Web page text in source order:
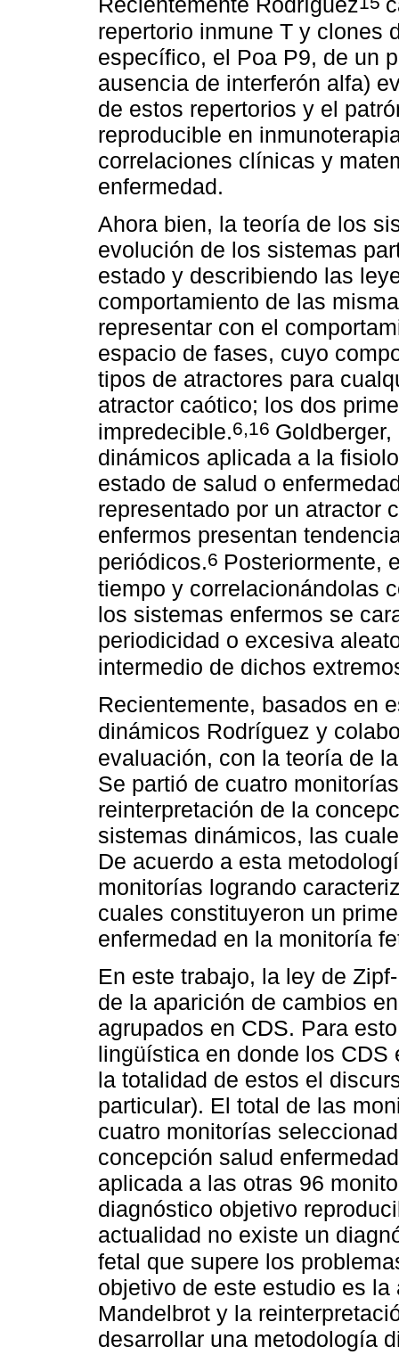
Recientemente Rodríguez
repertorio inmune T y clones
específico, el Poa P9, de un
ausencia de interferón alfa)
de estos repertorios y el
reproducible en
correlaciones clínicas y
enfermedad.
Ahora bien, la teoría de los
evolución de los sistemas
estado y describiendo las
comportamiento de las
representar con el
espacio de fases, cuyo
tipos de atractores para
atractor caótico; los dos
impredecible.6,16
dinámicos aplicada a la
estado de salud o
representado por un atractor
enfermos presentan
periódicos.6 Posteriormente,
tiempo y correlacionándolas
los sistemas enfermos se
periodicidad o excesiva
intermedio de dichos
Recientemente, basados en
dinámicos Rodríguez y
evaluación, con la teoría de
Se partió de cuatro
reinterpretación de la
sistemas dinámicos, las
De acuerdo a esta
monitorías logrando
cuales constituyeron un
enfermedad en la monitoría
En este trabajo, la ley de
de la aparición de cambios
agrupados en CDS. Para
lingüística en donde los
la totalidad de estos el
particular). El total de las
cuatro monitorías
concepción salud
aplicada a las otras 96
diagnóstico objetivo
actualidad no existe un
fetal que supere los
objetivo de este estudio es
Mandelbrot y la
desarrollar una metodología